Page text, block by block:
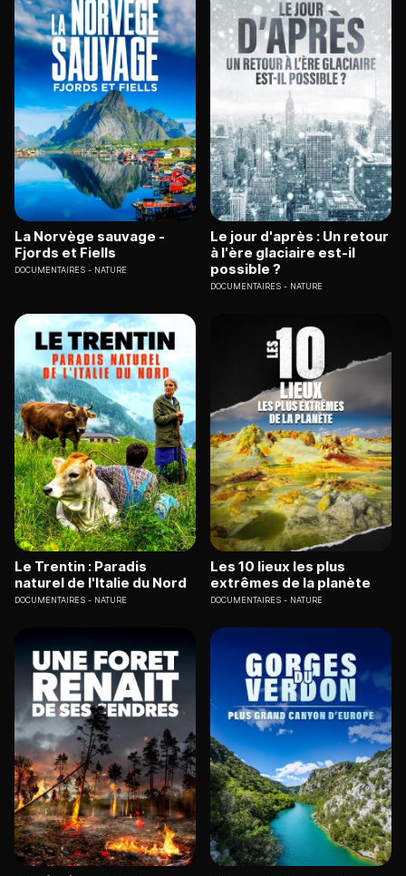
La Norvège sauvage -
Fjords et Fiells
DOCUMENTAIRES NATURE
Le jour d'après : Un retour
à l'ère glaciaire est-il
possible ?
DOCUMENTAIRES NATURE
Le Trentin : Paradis
naturel de l'Italie du Nord
DOCUMENTAIRES NATURE
Les 10 lieux les plus
extrêmes de la planète
DOCUMENTAIRES NATURE